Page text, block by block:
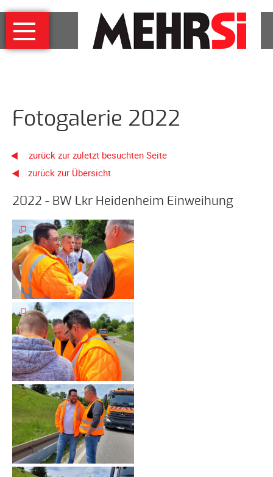
Navigation
überspringen
MEHRSi
Wer
Interview
Prominente
MEHRSi
Unterstützen
Spendenkonto
Förderer
werden
Fördererdaten
ändern
Gewerbliche
Förderer
Flyer
+
Infokarte
Achte
auf
Motorradfahrer
Fotogalerie 2022
zurück zur zuletzt besuchten Seite
zurück zur Übersicht
2022 - BW Lkr Heidenheim Einweihung